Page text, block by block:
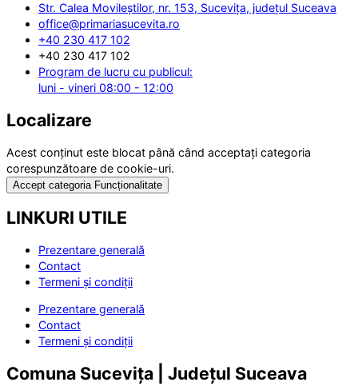
Str. Calea Movileștilor, nr. 153, Sucevița, județul Suceava
office@primariasucevita.ro
+40 230 417 102
+40 230 417 102
Program de lucru cu publicul:
luni - vineri 08:00 - 12:00
Localizare
Acest conținut este blocat până când acceptați categoria
corespunzătoare de cookie-uri.
Accept categoria Funcționalitate
LINKURI UTILE
Prezentare generală
Contact
Termeni și condiții
Prezentare generală
Contact
Termeni și condiții
Comuna Sucevița | Județul Suceava